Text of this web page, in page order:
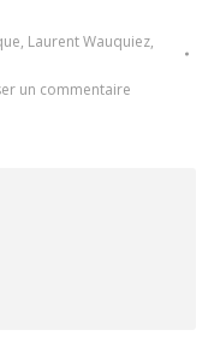
, Laurent Wauquiez,
un commentaire